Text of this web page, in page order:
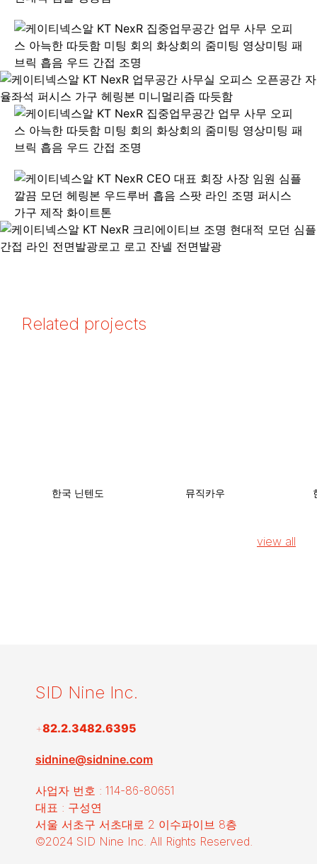
Related projects
view all
한국 닌텐도 뮤직카우
SID Nine Inc.
+82.2.3482.6395
sidnine@sidnine.com
사업자 번호 : 114-86-80651
대표 : 구성연
서울 서초구 서초대로 2 이수파이브 8층
©2024 SID Nine Inc. All Rights Reserved.